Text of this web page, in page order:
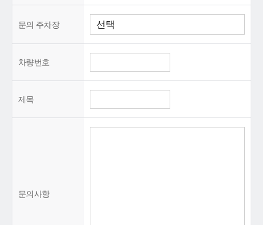
문의 주차장
차량번호
제목
문의사항